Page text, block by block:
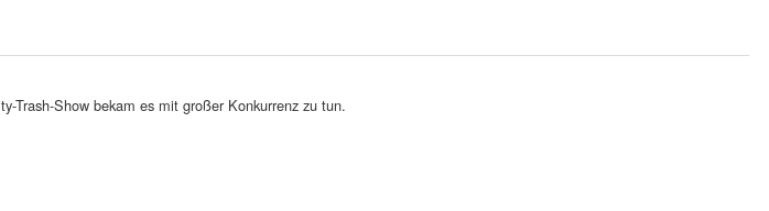
Trash-Show bekam es mit großer Konkurrenz zu tun.